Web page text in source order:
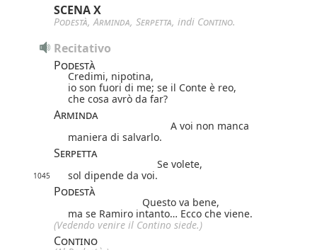
SCENA X
Podestà,Arminda, Serpetta, indi Contino.
Recitativo
Podestà
Credimi, nipotina,
io son fuori di me; se il Conte è reo,
che cosa avrò da far?
Arminda
A voi non manca
maniera di salvarlo.
Serpetta
Se volete,
1045 sol dipende da voi.
Podestà
Questo va bene,
ma se Ramiro intanto… Ecco che viene.
(Vedendo venire il Contino siede.)
Contino